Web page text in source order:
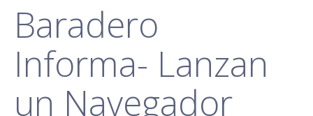
Baradero
Informa- Lanzan
un Navegador